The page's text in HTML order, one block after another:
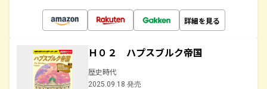
詳細を見る
Ｈ０２ ハプスブルク帝国
歴史時代
2025.09.18 発売